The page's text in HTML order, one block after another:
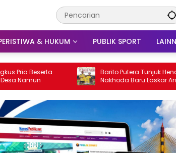
& HUKUM PUBLIK SPORT
Barito Putera Tunjuk Hendri Susilo Jadi
Nakhoda Baru Laskar Antasari